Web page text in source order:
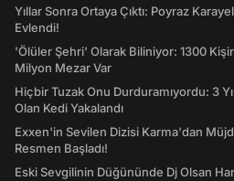
Yıllar Sonra Ortaya Çıktı: Poyraz
Evlendi!
'Ölüler Şehri' Olarak Biliniyor: 1300
Milyon Mezar Var
Hiçbir Tuzak Onu Durduramıyordu: 3
Olan Kedi Yakalandı
Exxen'in Sevilen Dizisi Karma'dan
Resmen Başladı!
Eski Sevgilinin Düğününde Dj Olsan